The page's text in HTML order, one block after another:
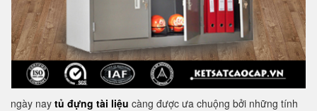
ngày nay tủ đựng tài liệu càng được ưa chuộng bởi những tính